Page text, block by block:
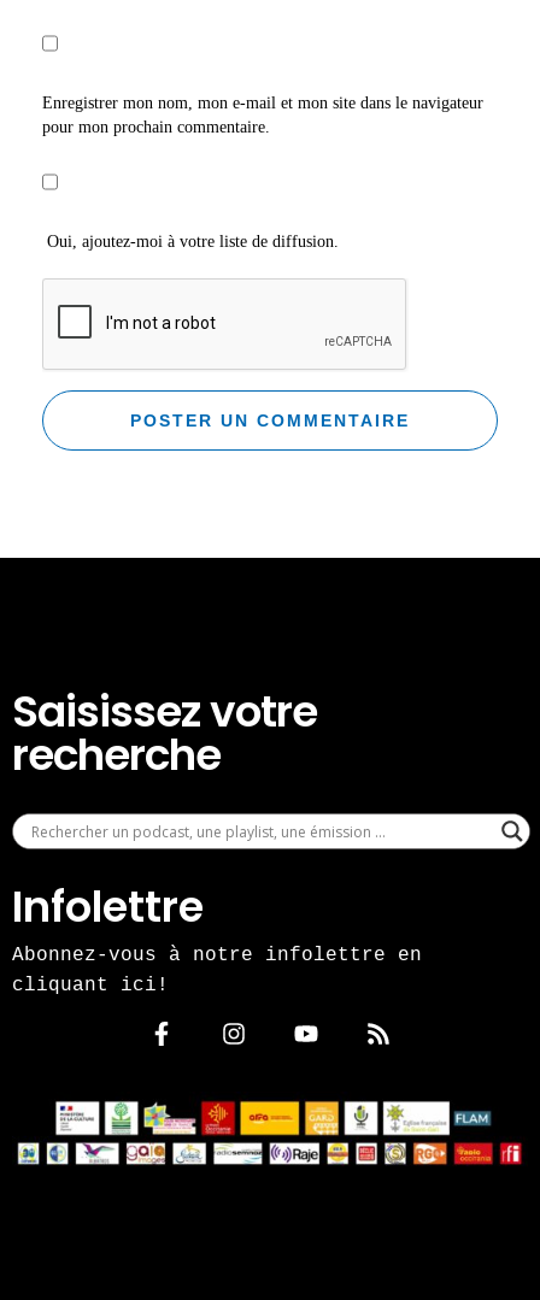
Enregistrer mon nom, mon e-mail et mon site dans le navigateur
pour mon prochain commentaire.
Oui, ajoutez-moi à votre liste de diffusion.
Saisissez votre
recherche
Infolettre
Abonnez-vous à notre infolettre en
cliquant ici!